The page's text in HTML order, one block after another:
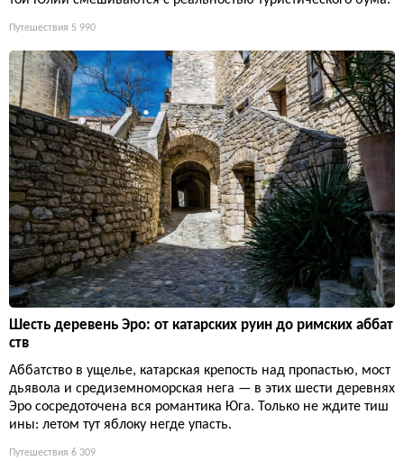
Путешествия 5 990
Шесть деревень Эро: от катарских руин до римских аббат
ств
Аббатство в ущелье, катарская крепость над пропастью, мост
дьявола и средиземноморская нега — в этих шести деревнях
Эро сосредоточена вся романтика Юга. Только не ждите тиш
ины: летом тут яблоку негде упасть.
Путешествия 6 309